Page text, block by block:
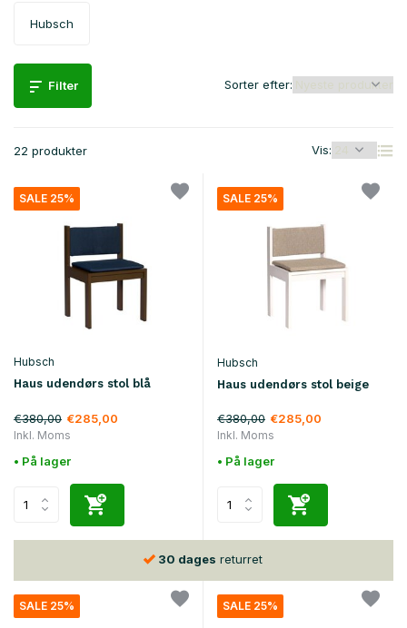
Hubsch
Filter
22 produkter Vis:
Sorter efter:
SALE 25%
Hubsch
Haus udendørs stol blå
€380,00 €285,00
Inkl. Moms
• På lager
SALE 25%
Hubsch
Haus udendørs stol beige
€380,00 €285,00
Inkl. Moms
• På lager
30 dages returret
SALE 25% SALE 25%